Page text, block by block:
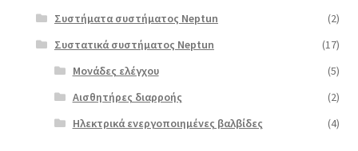
Συστήματα συστήματος Neptun
(2)
Συστατικά συστήματος Neptun
(17)
Μονάδες ελέγχου
(5)
Αισθητήρες διαρροής
(2)
Ηλεκτρικά ενεργοποιημένες βαλβίδες
(4)